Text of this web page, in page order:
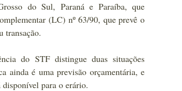
do Sul, Paraná e Paraíba, que
(LC) nº 63/90, que prevê o
transação.
do STF distingue duas situações
ainda é uma previsão orçamentária, e
para o erário.